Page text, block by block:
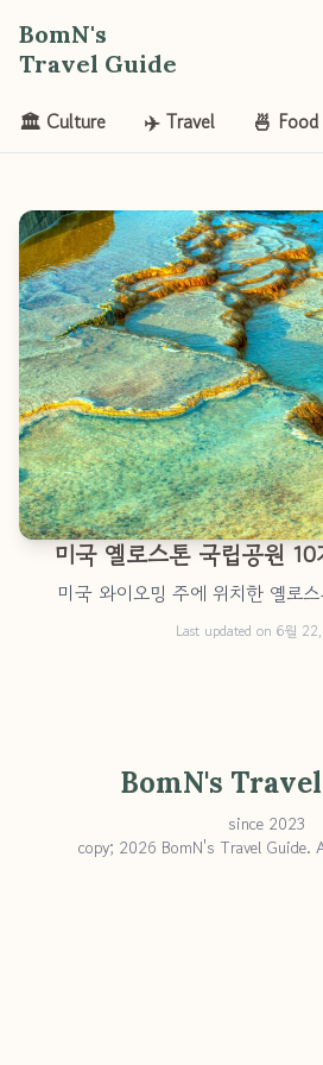
BomN's
Travel Guide
🏛️ Culture ✈️ Travel 🍜 Food
미국 옐로스톤 국립공원
미국 와이오밍 주에 위치한 옐로
Last updated on 6월
BomN's
since 2023
copy; 2026 BomN's Travel Guide.